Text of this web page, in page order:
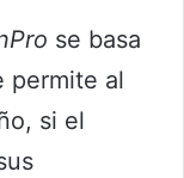
se basa
permite al
si el